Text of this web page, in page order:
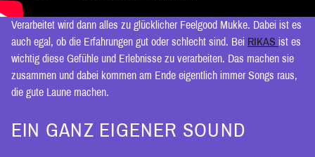
Verarbeitet wird dann alles zu glücklicher Feelgood Mukke. Dabei ist es
auch egal, ob die Erfahrungen gut oder schlecht sind. Bei RIKAS ist es
wichtig diese Gefühle und Erlebnisse zu verarbeiten. Das machen sie
zusammen und dabei kommen am Ende eigentlich immer Songs raus,
die gute Laune machen.
EIN GANZ EIGENER SOUND